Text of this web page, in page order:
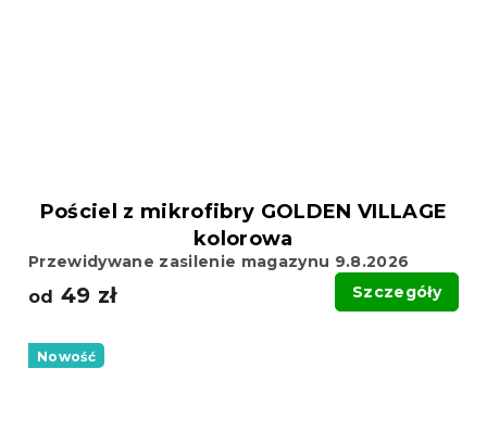
Pościel z mikrofibry GOLDEN VILLAGE
kolorowa
Przewidywane zasilenie magazynu 9.8.2026
od 49 zł Szczegóły
Nowość